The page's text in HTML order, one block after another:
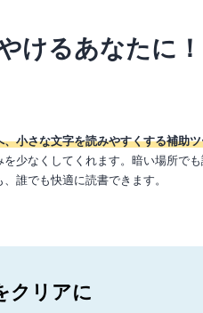
けるあなたに
小さな文字を読みやすくする補助
少なくしてくれます。暗い場所で
誰でも快適に読書できます。
クリアに